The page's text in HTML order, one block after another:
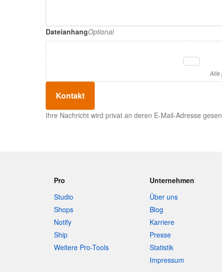
DateianhangOptional
Alle
Kontakt
Ihre Nachricht wird privat an deren E-Mail-Adresse
Pro
Studio
Shops
Notify
Ship
Weitere Pro-Tools
Unternehmen
Über uns
Blog
Karriere
Presse
Statistik
Impressum